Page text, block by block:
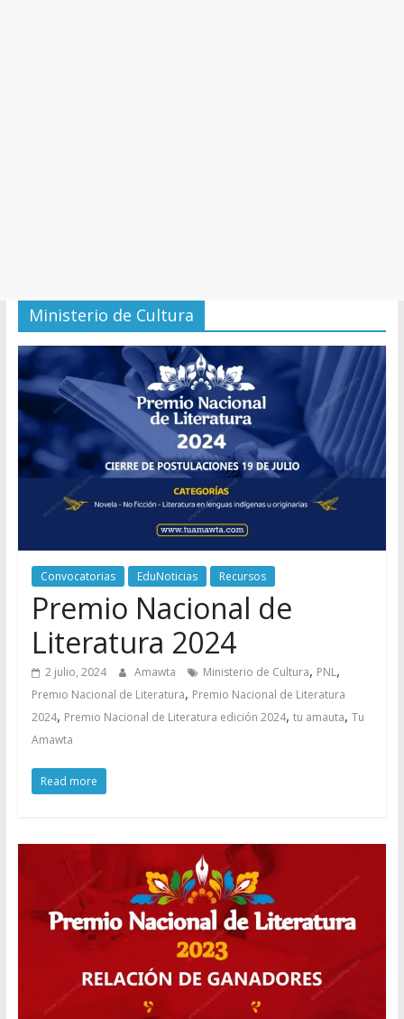
Ministerio de Cultura
Convocatorias EduNoticias Recursos
Premio Nacional de
Literatura 2024
2 julio, 2024 Amawta Ministerio de Cultura, PNL,
Premio Nacional de Literatura, Premio Nacional de Literatura
2024, Premio Nacional de Literatura edición 2024, tu amauta, Tu
Amawta
Read more